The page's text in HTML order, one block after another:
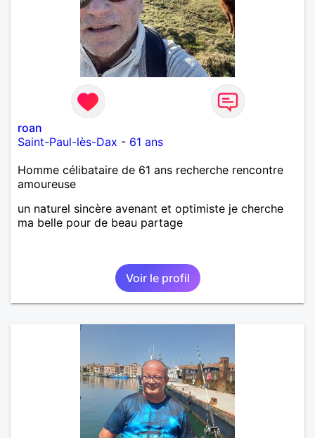
roan
Saint-Paul-lès-Dax - 61 ans
Homme célibataire de 61 ans recherche rencontre
amoureuse
un naturel sincère avenant et optimiste je cherche
ma belle pour de beau partage
Voir le profil